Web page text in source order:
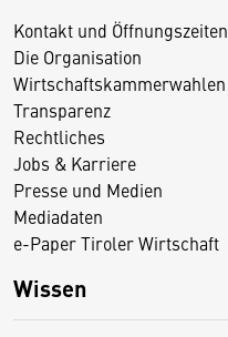
Kontakt und Öffnungszeiten
Die Organisation
Wirtschaftskammerwahlen
Transparenz
Rechtliches
Jobs & Karriere
Presse und Medien
Mediadaten
e-Paper Tiroler Wirtschaft
Wissen